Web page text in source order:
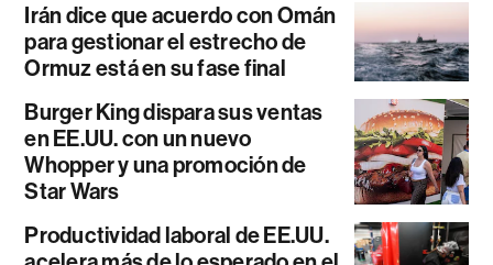
Irán dice que acuerdo con Omán
para gestionar el estrecho de
Ormuz está en su fase final
Burger King dispara sus ventas
en EE.UU. con un nuevo
Whopper y una promoción de
Star Wars
Productividad laboral de EE.UU.